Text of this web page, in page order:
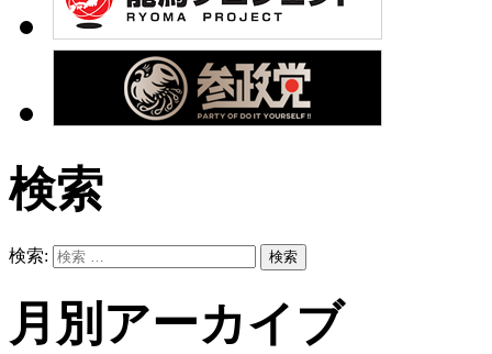
検索
検索:
月別アーカイブ